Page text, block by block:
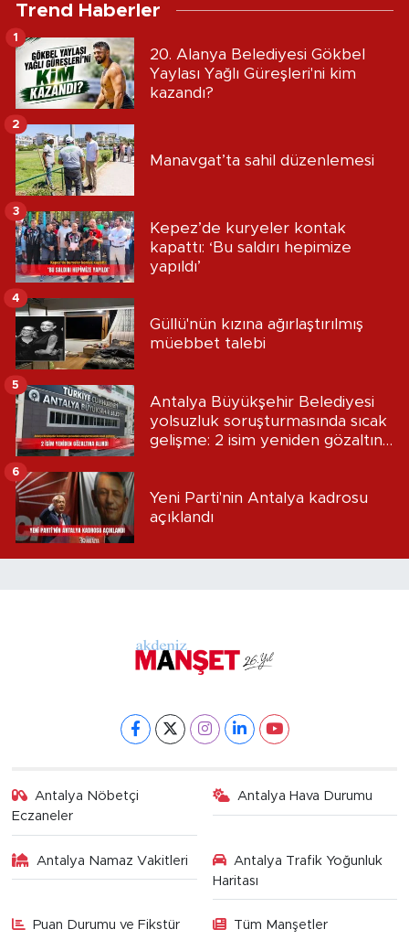
Trend Haberler
20. Alanya Belediyesi Gökbel
Yaylası Yağlı Güreşleri'ni kim
kazandı?
1
Manavgat’ta sahil düzenlemesi
2
Kepez’de kuryeler kontak
kapattı: ‘Bu saldırı hepimize
yapıldı’
3
Güllü'nün kızına ağırlaştırılmış
müebbet talebi
4
Antalya Büyükşehir Belediyesi
yolsuzluk soruşturmasında sıcak
gelişme: 2 isim yeniden gözaltına
5
Yeni Parti'nin Antalya kadrosu
açıklandı
6
Antalya Nöbetçi
Eczaneler
Antalya Hava Durumu
Antalya Namaz Vakitleri
Antalya Trafik Yoğunluk
Haritası
Puan Durumu ve Fikstür Tüm Manşetler